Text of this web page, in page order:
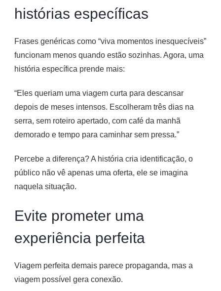
histórias específicas
Frases genéricas como “viva momentos inesquecíveis”
funcionam menos quando estão sozinhas. Agora, uma
história específica prende mais:
“Eles queriam uma viagem curta para descansar
depois de meses intensos. Escolheram três dias na
serra, sem roteiro apertado, com café da manhã
demorado e tempo para caminhar sem pressa.”
Percebe a diferença? A história cria identificação, o
público não vê apenas uma oferta, ele se imagina
naquela situação.
Evite prometer uma
experiência perfeita
Viagem perfeita demais parece propaganda, mas a
viagem possível gera conexão.